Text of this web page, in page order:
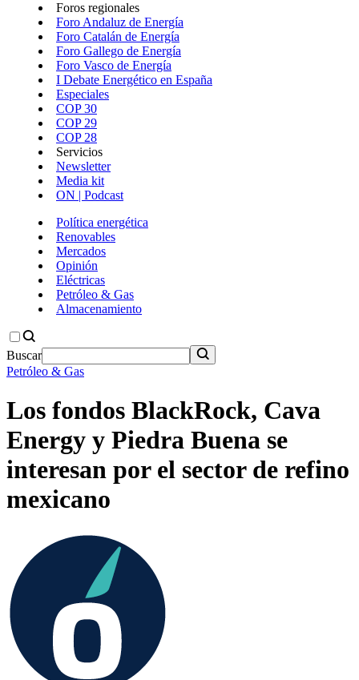
Foros regionales
Foro Andaluz de Energía
Foro Catalán de Energía
Foro Gallego de Energía
Foro Vasco de Energía
I Debate Energético en España
Especiales
COP 30
COP 29
COP 28
Servicios
Newsletter
Media kit
ON | Podcast
Política energética
Renovables
Mercados
Opinión
Eléctricas
Petróleo & Gas
Almacenamiento
Buscar
Petróleo & Gas
Los fondos BlackRock, Cava
Energy y Piedra Buena se
interesan por el sector de refino
mexicano